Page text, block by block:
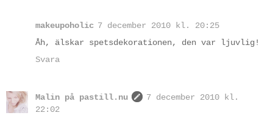
makeupoholic 7 december 2010 kl. 20:25
Åh, älskar spetsdekorationen, den var ljuvlig!
Svara
Malin på pastill.nu
7 december 2010 kl.
22:02